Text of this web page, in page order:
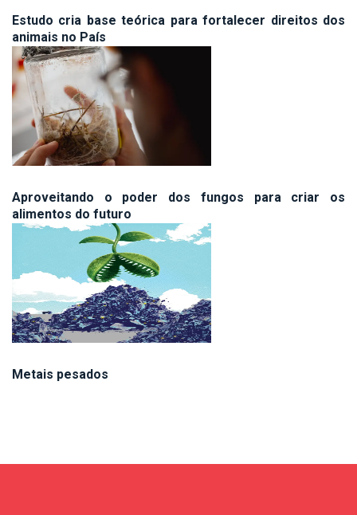
Estudo cria base teórica para fortalecer direitos dos
animais no País
Aproveitando o poder dos fungos para criar os
alimentos do futuro
Metais pesados